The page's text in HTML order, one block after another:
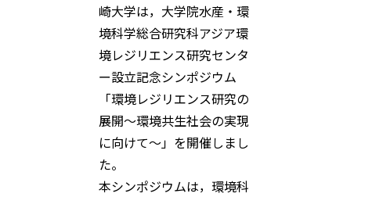
崎大学は，大学院水産・環
境科学総合研究科アジア環
境レジリエンス研究センタ
ー設立記念シンポジウム
「環境レジリエンス研究の
展開〜環境共生社会の実現
に向けて〜」を開催しまし
た。
本シンポジウムは，環境科